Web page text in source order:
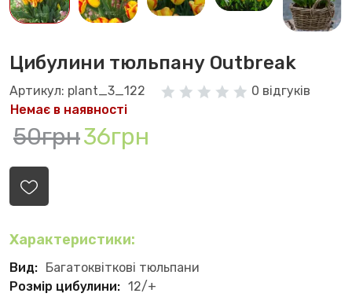
Цибулини тюльпану Outbreak
Артикул: plant_3_122
0 відгуків
Немає в наявності
50грн36грн
Характеристики:
Вид: Багатоквіткові тюльпани
Розмір цибулини: 12/+